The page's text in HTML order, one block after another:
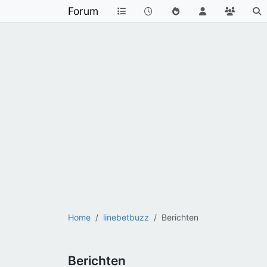
Forum
Home linebetbuzz Berichten
Berichten